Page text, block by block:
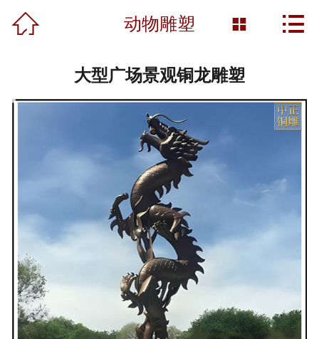
 首页
资质荣誉
联系我们
 动物雕塑  
大型广场景观铜龙雕塑